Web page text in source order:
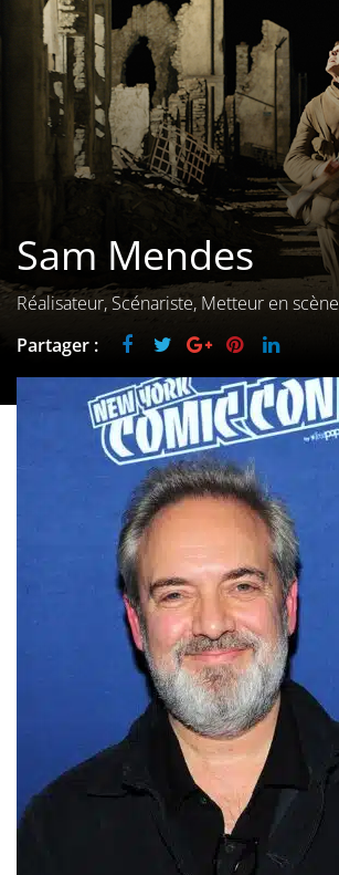
Les films par
genre
Séries
Les films
interdits
Les Dossiers
Les disparus
Les acteurs
Les actrices
Les réalisateurs
Sam Mendes
Réalisateur, Scénariste, Metteur en scène
Partager :